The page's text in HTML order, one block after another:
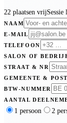
22 plaatsen vrij
NAAM
E-MAIL
TELEFOON
SALON OF
STRAAT & NR
GEMEENTE &
BTW-NUMMER
AANTAL
1 persoon 2